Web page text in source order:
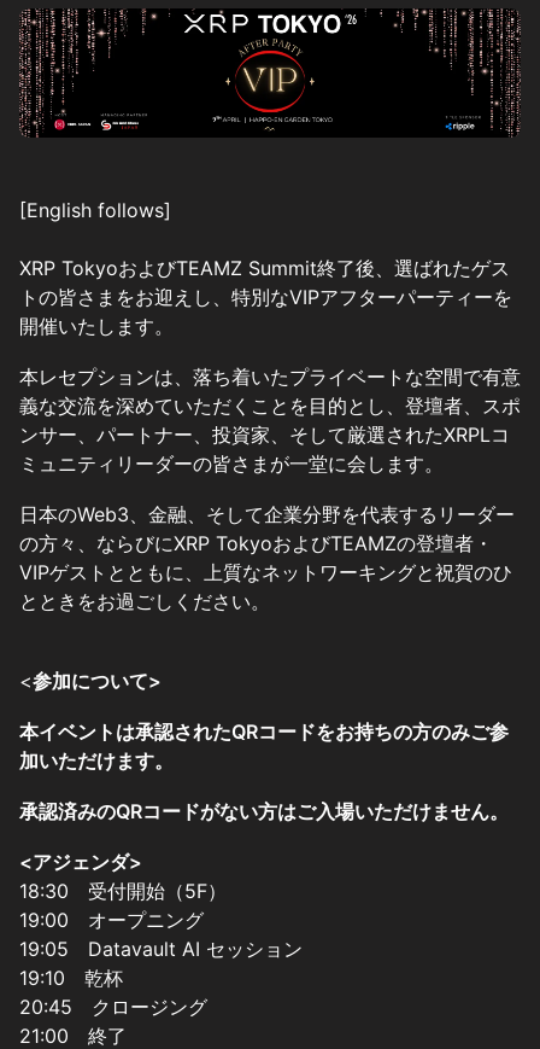
[English follows]
XRP TokyoおよびTEAMZ Summit終了後、選ばれたゲス
トの皆さまをお迎えし、特別なVIPアフターパーティーを
開催いたします。
本レセプションは、落ち着いたプライベートな空間で有意
義な交流を深めていただくことを目的とし、登壇者、スポ
ンサー、パートナー、投資家、そして厳選されたXRPLコ
ミュニティリーダーの皆さまが一堂に会します。
日本のWeb3、金融、そして企業分野を代表するリーダー
の方々、ならびにXRP TokyoおよびTEAMZの登壇者・
VIPゲストとともに、上質なネットワーキングと祝賀のひ
とときをお過ごしください。
<参加について>
本イベントは承認されたQRコードをお持ちの方のみご参
加いただけます。
承認済みのQRコードがない方はご入場いただけません。
<アジェンダ>
18:30 受付開始（5F）
19:00 オープニング
19:05 Datavault AI セッション
19:10 乾杯
20:45 クロージング
21:00 終了